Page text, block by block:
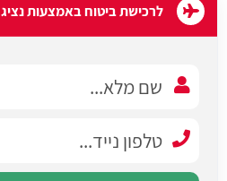
לרכישת ביטוח באמצעות נציג